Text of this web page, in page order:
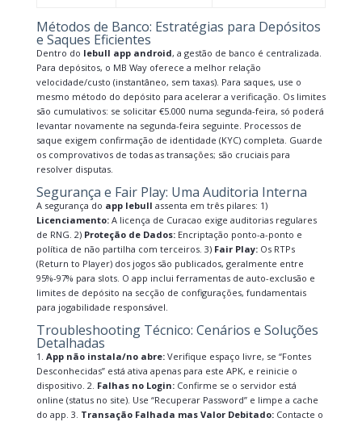
Métodos de Banco: Estratégias para Depósitos
e Saques Eficientes
Dentro do lebull app android, a gestão de banco é centralizada.
Para depósitos, o MB Way oferece a melhor relação
velocidade/custo (instantâneo, sem taxas). Para saques, use o
mesmo método do depósito para acelerar a verificação. Os limites
são cumulativos: se solicitar €5.000 numa segunda-feira, só poderá
levantar novamente na segunda-feira seguinte. Processos de
saque exigem confirmação de identidade (KYC) completa. Guarde
os comprovativos de todas as transações; são cruciais para
resolver disputas.
Segurança e Fair Play: Uma Auditoria Interna
A segurança do app lebull assenta em três pilares: 1)
Licenciamento:A licença de Curacao exige auditorias regulares
de RNG. 2) Proteção de Dados:Encriptação ponto-a-ponto e
política de não partilha com terceiros. 3) Fair Play:Os RTPs
(Return to Player) dos jogos são publicados, geralmente entre
95%-97% para slots. O app inclui ferramentas de auto-exclusão e
limites de depósito na secção de configurações, fundamentais
para jogabilidade responsável.
Troubleshooting Técnico: Cenários e Soluções
Detalhadas
1. App não instala/no abre:Verifique espaço livre, se “Fontes
Desconhecidas” está ativa apenas para este APK, e reinicie o
dispositivo. 2. Falhas no Login:Confirme se o servidor está
online (status no site). Use “Recuperar Password” e limpe a cache
do app. 3. Transação Falhada mas Valor Debitado:Contacte o